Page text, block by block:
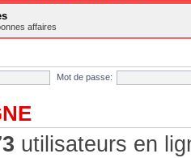
affaires
Mot de passe:
utilisateurs en